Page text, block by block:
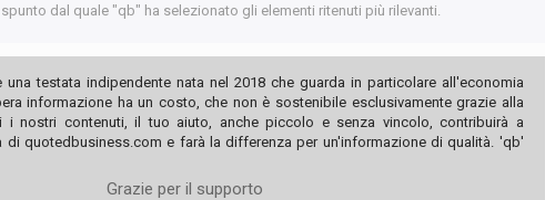
dal quale "qb" ha selezionato gli elementi ritenuti più rilevanti.
una testata indipendente nata nel 2018 che guarda in particolare all'economia
informazione ha un costo, che non è sostenibile esclusivamente grazie alla
i nostri contenuti, il tuo aiuto, anche piccolo e senza vincolo, contribuirà a
di quotedbusiness.com e farà la differenza per un'informazione di qualità. 'qb'
Grazie per il supporto